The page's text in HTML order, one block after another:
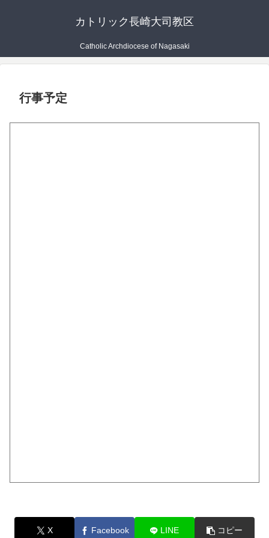
カトリック長崎大司教区
Catholic Archdiocese of Nagasaki
行事予定
X Facebook LINE コピー